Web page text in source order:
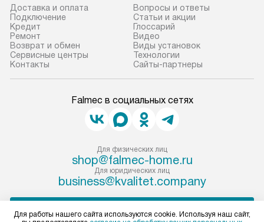
Доставка и оплата
Подключение
Кредит
Ремонт
Возврат и обмен
Сервисные центры
Контакты
Вопросы и ответы
Статьи и акции
Глоссарий
Видео
Виды установок
Технологии
Сайты-партнеры
Falmec в социальных сетях
Для физических лиц
shop@falmec-home.ru
Для юридических лиц
business@kvalitet.company
Для работы нашего сайта используются cookie. Используя наш сайт,